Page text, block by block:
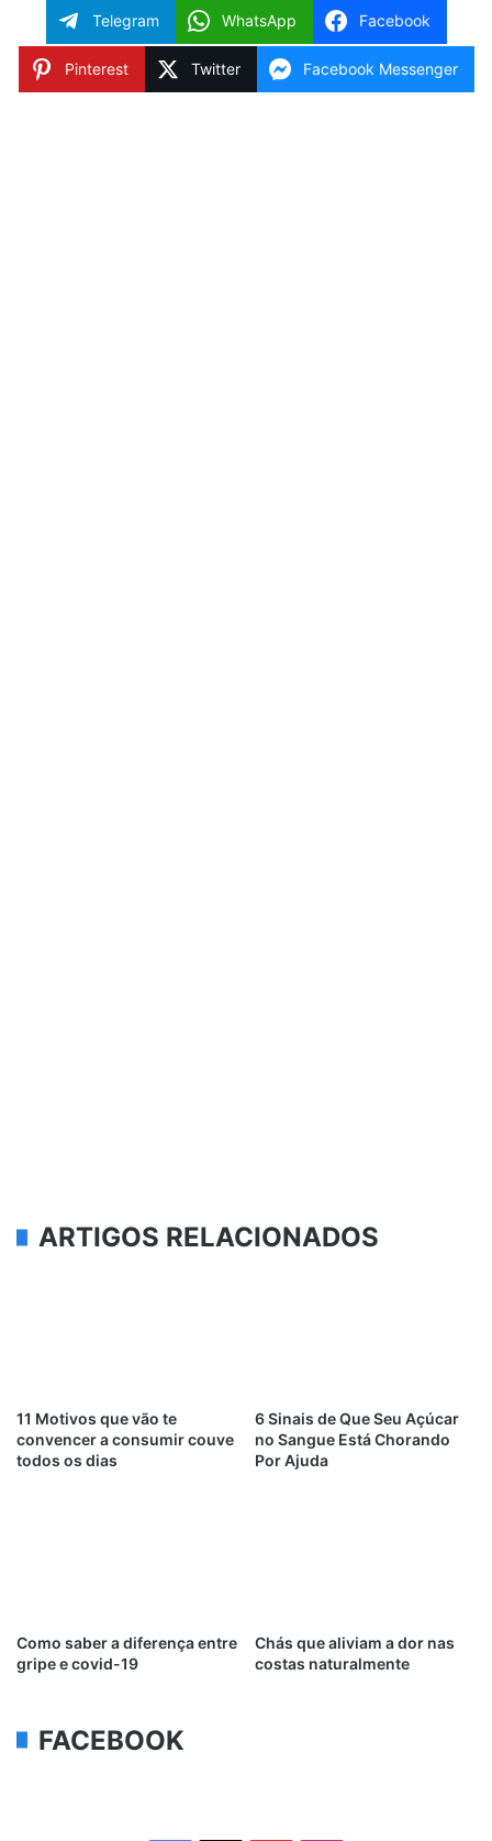
Telegram WhatsApp Facebook
Pinterest Twitter Facebook Messenger
ARTIGOS RELACIONADOS
11 Motivos que vão te
convencer a consumir couve
todos os dias
6 Sinais de Que Seu Açúcar
no Sangue Está Chorando
Por Ajuda
Como saber a diferença entre
gripe e covid-19
Chás que aliviam a dor nas
costas naturalmente
FACEBOOK